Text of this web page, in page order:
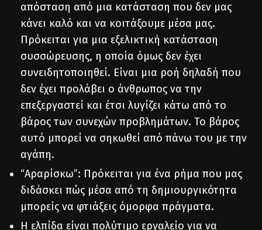
απόσταση από μια κατάσταση που δεν μας
κάνει καλό και να κοιτάξουμε μέσα μας.
Πρόκειται για μια εξελικτική κατάσταση
συσσώρευσης, η οποία όμως δεν έχει
συνειδητοποιηθεί. Είναι μια ροή δηλαδή που
δεν έχει προλάβει ο άνθρωπος να την
επεξεργαστεί και έτσι λυγίζει κάτω από το
βάρος των συνεχών προβλημάτων. Το βάρος
αυτό μπορεί να σηκωθεί από πάνω του με την
αγάπη.
“Αραρίσκω”: Πρόκειται για ένα ρήμα που μας
διδάσκει πώς μέσα από τη δημιουργικότητα
μπορείς να φτιάξεις όμορφα πράγματα.
Η ελπίδα είναι πολύτιμο εργαλείο για να